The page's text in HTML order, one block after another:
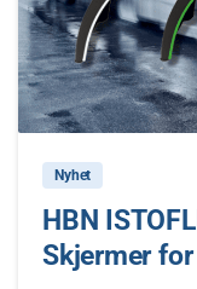
Nyhet
HBN
Skjermer